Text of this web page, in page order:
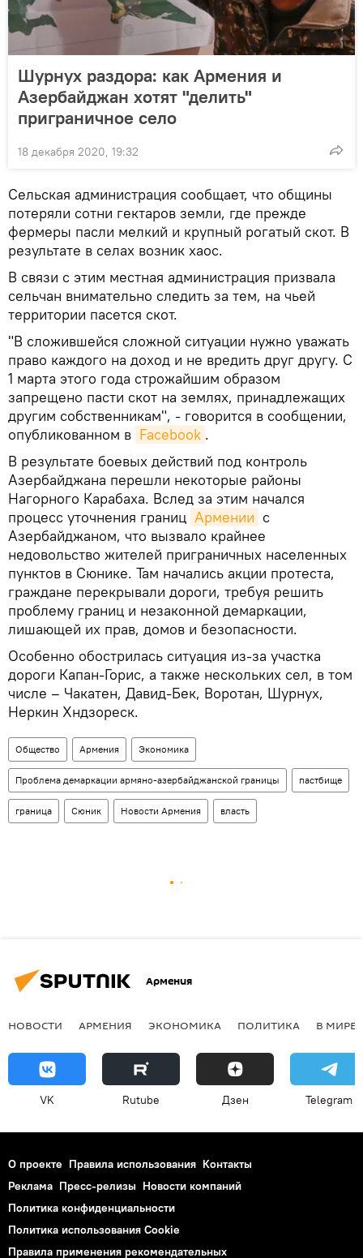
Шурнух раздора: как Армения и
Азербайджан хотят "делить"
приграничное село
18 декабря 2020, 19:32
Сельская администрация сообщает, что общины
потеряли сотни гектаров земли, где прежде
фермеры пасли мелкий и крупный рогатый скот. В
результате в селах возник хаос.
В связи с этим местная администрация призвала
сельчан внимательно следить за тем, на чьей
территории пасется скот.
"В сложившейся сложной ситуации нужно уважать
право каждого на доход и не вредить друг другу. С
1 марта этого года строжайшим образом
запрещено пасти скот на землях, принадлежащих
другим собственникам", - говорится в сообщении,
опубликованном в Facebook .
В результате боевых действий под контроль
Азербайджана перешли некоторые районы
Нагорного Карабаха. Вслед за этим начался
процесс уточнения границ Армении с
Азербайджаном, что вызвало крайнее
недовольство жителей приграничных населенных
пунктов в Сюнике. Там начались акции протеста,
граждане перекрывали дороги, требуя решить
проблему границ и незаконной демаркации,
лишающей их прав, домов и безопасности.
Особенно обострилась ситуация из-за участка
дороги Капан-Горис, а также нескольких сел, в том
числе – Чакатен, Давид-Бек, Воротан, Шурнух,
Неркин Хндзореск.
Общество Армения Экономика
Проблема демаркации армяно-азербайджанской границы пастбище
граница Сюник Новости Армения власть
Армения
НОВОСТИ АРМЕНИЯ ЭКОНОМИКА ПОЛИТИКА В МИРЕ
VK Rutube Дзен Telegram
О проекте Правила использования Контакты
Реклама Пресс-релизы Новости компаний
Политика конфиденциальности
Политика использования Cookie
Правила применения рекомендательных